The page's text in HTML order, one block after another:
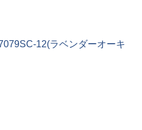
12(ラベンダーオーキ